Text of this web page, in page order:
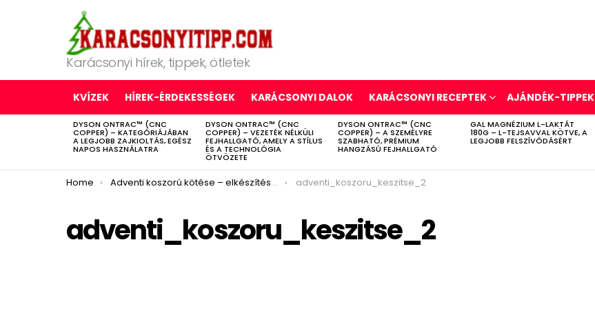
Karácsonyi hírek, tippek, ötletek
KVÍZEK HÍREK-ÉRDEKESSÉGEK KARÁCSONYI DALOK KARÁCSONYI RECEPTEK AJÁNDÉK-TIPPEK
LATEST
STORIES
DYSON ONTRAC™ (CNC
COPPER) – KATEGÓRIÁJÁBAN
A LEGJOBB ZAJKIOLTÁS, EGÉSZ
NAPOS HASZNÁLATRA
DYSON ONTRAC™ (CNC
COPPER) – VEZETÉK NÉLKÜLI
FEJHALLGATÓ, AMELY A STÍLUS
ÉS A TECHNOLÓGIA
ÖTVÖZETE
DYSON ONTRAC™ (CNC
COPPER) – A SZEMÉLYRE
SZABHATÓ, PRÉMIUM
HANGZÁSÚ FEJHALLGATÓ
GAL MAGNÉZIUM L-LAKTÁT
180G – L-TEJSAVVAL KÖTVE, A
LEGJOBB FELSZÍVÓDÁSÉRT
You are here:
Home Adventi koszorú kötése – elkészítés otthon adventi_koszoru_keszitse_2
adventi_koszoru_keszitse_2